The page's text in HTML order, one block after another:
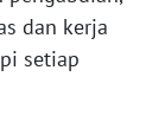
dan kerja
setiap